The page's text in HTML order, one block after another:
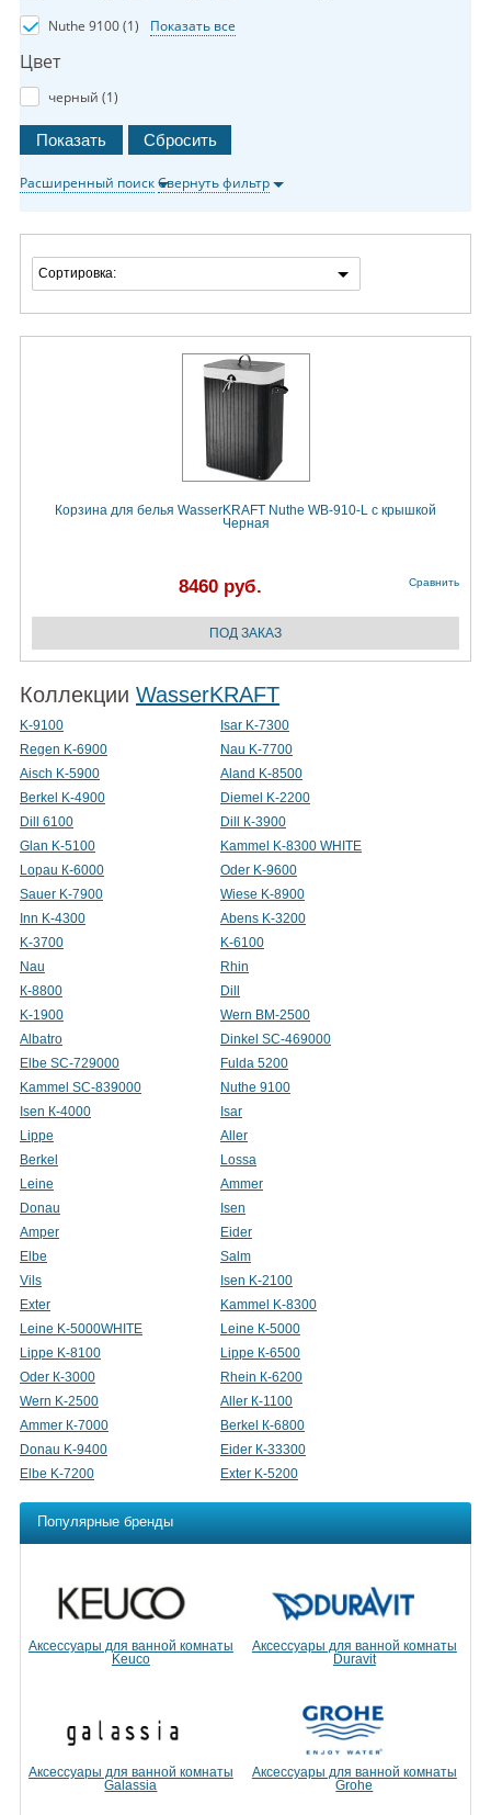
Nuthe 9100 (1) Показать все
Цвет
черный (1)
Расширенный поискСвернуть фильтр
Сортировка:
Корзина для белья WasserKRAFT Nuthe WB-910-L с крышкой
Черная
8460 руб. Сравнить
Коллекции WasserKRAFT
K-9100
Isar K-7300
Regen K-6900
Nau K-7700
Aisch K-5900
Aland K-8500
Berkel K-4900
Diemel K-2200
Dill 6100
Dill К-3900
Glan K-5100
Kammel K-8300 WHITE
Lopau К-6000
Oder K-9600
Sauer K-7900
Wiese K-8900
Inn K-4300
Abens K-3200
K-3700
K-6100
Nau
Rhin
К-8800
Dill
K-1900
Wern BM-2500
Albatro
Dinkel SC-469000
Elbe SC-729000
Fulda 5200
Kammel SC-839000
Nuthe 9100
Isen К-4000
Isar
Lippe
Aller
Berkel
Lossa
Leine
Ammer
Donau
Isen
Amper
Eider
Elbе
Salm
Vils
Isen K-2100
Exter
Kammel K-8300
Leine K-5000WHITE
Leine К-5000
Lippe K-8100
Lippe К-6500
Oder К-3000
Rhein К-6200
Wern K-2500
Aller К-1100
Ammer К-7000
Berkel К-6800
Donau K-9400
Eider К-33300
Elbe K-7200
Exter K-5200
Популярные бренды
Аксессуары для ванной комнаты
Keuco
Аксессуары для ванной комнаты
Duravit
Аксессуары для ванной комнаты
Galassia
Аксессуары для ванной комнаты
Grohe